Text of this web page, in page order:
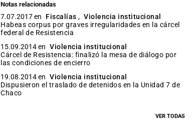
Notas relacionadas
7.07.2017 en Fiscalías , Violencia institucional
Habeas corpus por graves irregularidades en la cárcel
federal de Resistencia
15.09.2014 en Violencia institucional
Cárcel de Resistencia: finalizó la mesa de diálogo por
las condiciones de encierro
19.08.2014 en Violencia institucional
Dispusieron el traslado de detenidos en la Unidad 7 de
Chaco
VER TODAS